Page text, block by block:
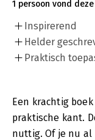
1 persoon vond
Inspirerend
Helder
Praktisch
Een krachtig
praktische kant.
nuttig. Of je nu